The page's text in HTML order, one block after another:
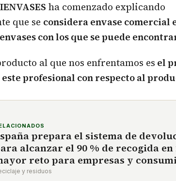
ha comenzado explicando
que se considera envase
con los que se puede
al que nos enfrentamos es el
profesional con respecto al
prepara el sistema de
alcanzar el 90 % de recogida en
reto para empresas y
y residuos